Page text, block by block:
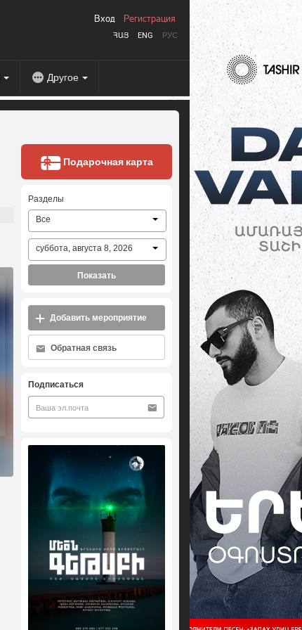
ՀԱՅ ENG РУС
Вход Регистрация
Другое
Подарочная карта
Разделы
Все
суббота, августа 8, 2026
Показать
Добавить мероприятие
Обратная связь
Подписаться